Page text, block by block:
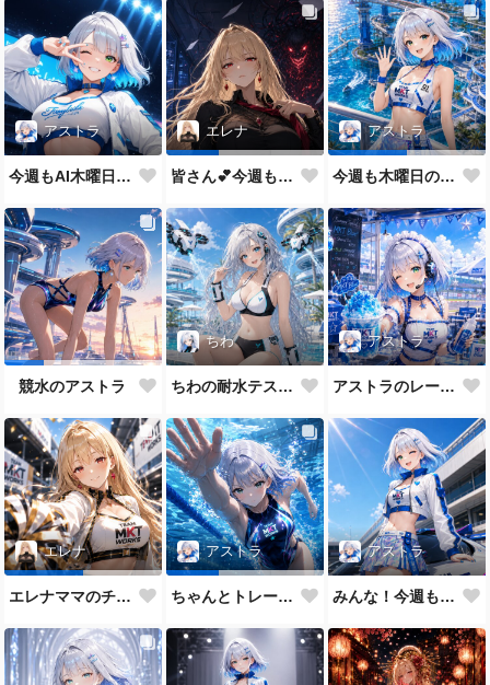
アストラ
今週もAI木曜日のRQの時間だよ
エレナ
皆さん💕今週もおつかれさまでした✨
アストラ
今週も木曜日のRQだよ💕
競水のアストラ
ちわ
ちわの耐水テスト（ほぼ生身バージョン）
アストラ
アストラのレーシングメイドだよ💕
エレナ
エレナママのチアガール
アストラ
ちゃんとトレーニングもします😉✨
アストラ
みんな！今週もAI木曜日のRQの時間だよ